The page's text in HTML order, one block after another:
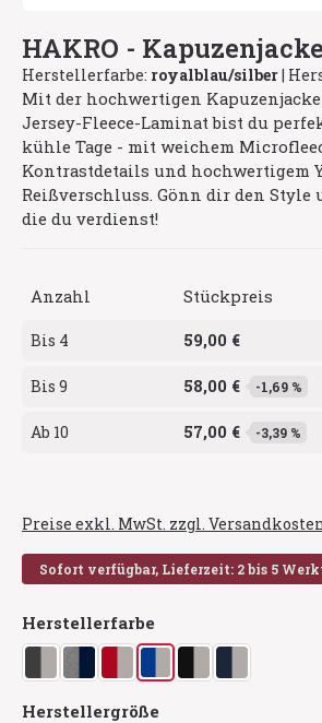
HAKRO -
Herstellerfarbe: royalblau/silber|
Mit der hochwertigen
Jersey-Fleece-Laminat bist du
kühle Tage - mit weichem
Kontrastdetails und hochwertigem
Reißverschluss. Gönn dir den Style
die du verdienst!
Anzahl Stückpreis
Bis 4 59,00 €
Bis 9 58,00 € -1,69 %
Ab 10 57,00 € -3,39 %
Preise exkl. MwSt. zzgl.
Sofort verfügbar, Lieferzeit: 2 bis 5
Herstellerfarbe
anthrazit/silber
grau meliert/tinte
rot/silberroyalblau/silber
schwarz/silber
tinte/silber
Herstellergröße